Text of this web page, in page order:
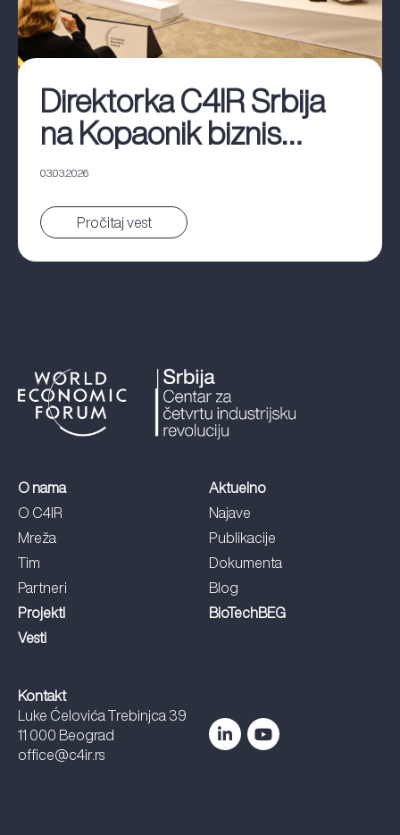
Direktorka C4IR Srbija
na Kopaonik biznis
forumu
03.03.2026
Pročitaj vest
O nama
O C4IR
Mreža
Tim
Partneri
Projekti
Vesti
Aktuelno
Najave
Publikacije
Dokumenta
Blog
BioTechBEG
Kontakt
Luke Ćelovića Trebinjca 39
11 000 Beograd
office@c4ir.rs